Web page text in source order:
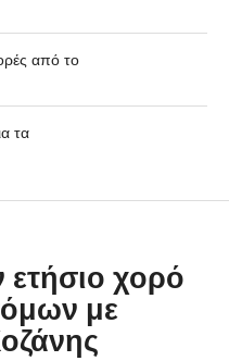
από το
τα
χορό
με